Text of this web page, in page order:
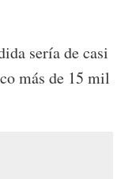
sería de casi
más de 15 mil